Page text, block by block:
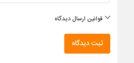
قوانین ارسال دیدگاه
ثبت دیدگاه